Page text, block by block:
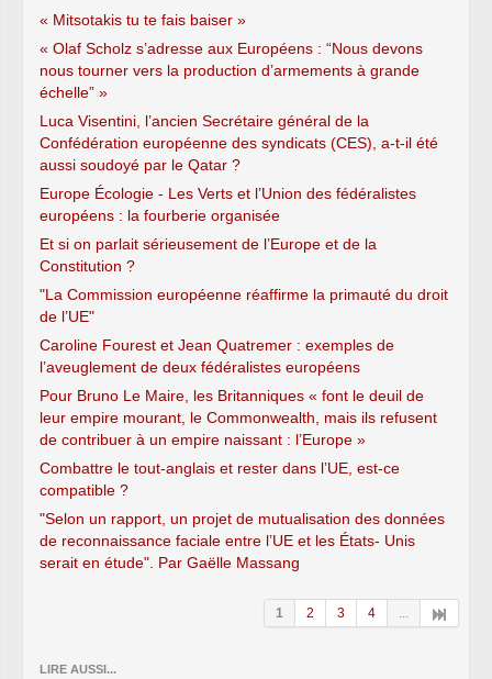
« Mitsotakis tu te fais baiser »
« Olaf Scholz s’adresse aux Européens : “Nous devons
nous tourner vers la production d’armements à grande
échelle” »
Luca Visentini, l’ancien Secrétaire général de la
Confédération européenne des syndicats (CES), a-t-il été
aussi soudoyé par le Qatar ?
Europe Écologie - Les Verts et l’Union des fédéralistes
européens : la fourberie organisée
Et si on parlait sérieusement de l’Europe et de la
Constitution ?
"La Commission européenne réaffirme la primauté du droit
de l’UE"
Caroline Fourest et Jean Quatremer : exemples de
l’aveuglement de deux fédéralistes européens
Pour Bruno Le Maire, les Britanniques « font le deuil de
leur empire mourant, le Commonwealth, mais ils refusent
de contribuer à un empire naissant : l’Europe »
Combattre le tout-anglais et rester dans l’UE, est-ce
compatible ?
"Selon un rapport, un projet de mutualisation des données
de reconnaissance faciale entre l’UE et les États- Unis
serait en étude". Par Gaëlle Massang
1 2 3 4 ...
LIRE AUSSI...